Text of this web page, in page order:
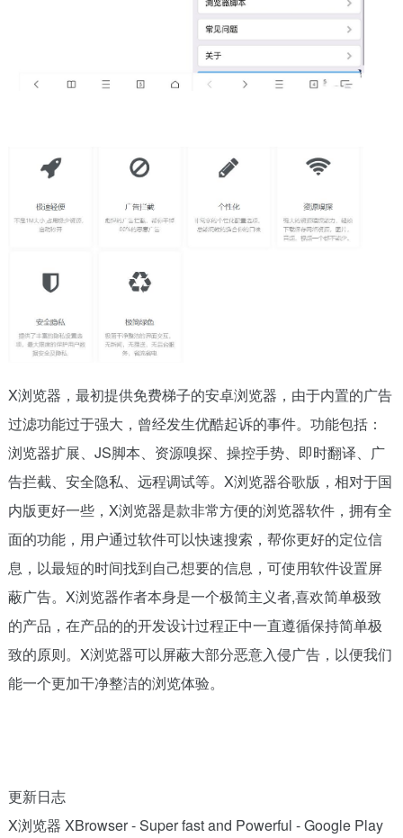
X浏览器，最初提供免费梯子的安卓浏览器，由于内置的广告
过滤功能过于强大，曾经发生优酷起诉的事件。功能包括：
浏览器扩展、JS脚本、资源嗅探、操控手势、即时翻译、广
告拦截、安全隐私、远程调试等。X浏览器谷歌版，相对于国
内版更好一些，X浏览器是款非常方便的浏览器软件，拥有全
面的功能，用户通过软件可以快速搜索，帮你更好的定位信
息，以最短的时间找到自己想要的信息，可使用软件设置屏
蔽广告。X浏览器作者本身是一个极简主义者,喜欢简单极致
的产品，在产品的的开发设计过程正中一直遵循保持简单极
致的原则。X浏览器可以屏蔽大部分恶意入侵广告，以便我们
能一个更加干净整洁的浏览体验。
更新日志
X浏览器 XBrowser - Super fast and Powerful - Google Play